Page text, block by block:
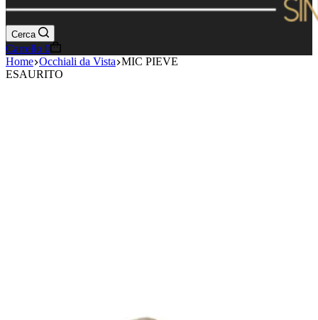
Cerca
Carrello 0
Home Occhiali da Vista MIC PIEVE
ESAURITO